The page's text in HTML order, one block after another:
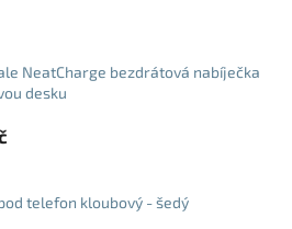
NeatCharge bezdrátová nabíječka
desku
telefon kloubový - šedý